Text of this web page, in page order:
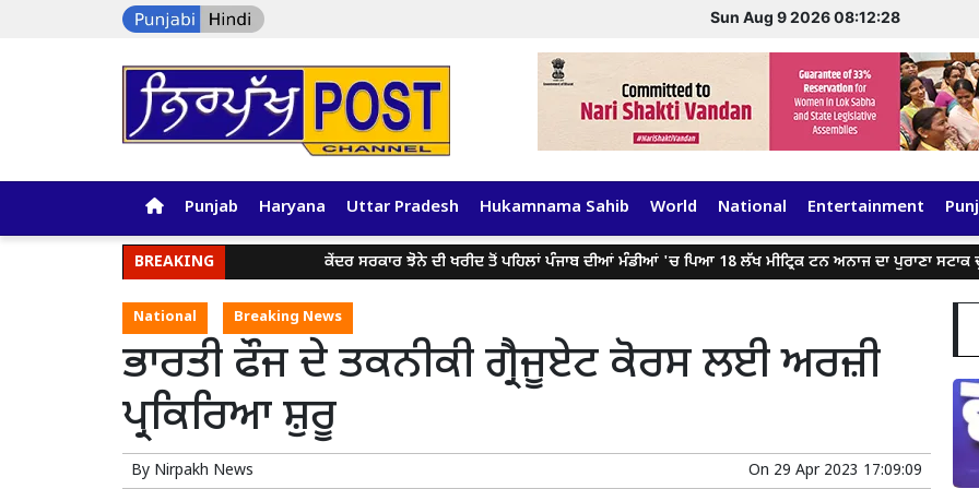
Sun Aug 9 2026 08:12:29
Punjab Haryana Uttar Pradesh Hukamnama Sahib World National Entertainment
BREAKING ਕੇਂਦਰ ਸਰਕਾਰ ਝੋਨੇ ਦੀ ਖਰੀਦ ਤੋਂ ਪਹਿਲਾਂ ਪੰਜਾਬ ਦੀਆਂ ਮੰਡੀਆਂ 'ਚ ਪਿਆ 18 ਲੱਖ ਮੀਟ੍ਰਿਕ ਟਨ ਅਨਾਜ ਦਾ ਪੁਰਾਣਾ ਸਟਾਕ
National Breaking News
ਭਾਰਤੀ ਫੌਜ ਦੇ ਤਕਨੀਕੀ ਗ੍ਰੈਜੂਏਟ ਕੋਰਸ ਲਈ ਅਰਜ਼ੀ
ਪ੍ਰਕਿਰਿਆ ਸ਼ੁਰੂ
By Nirpakh News On 29 Apr 2023 17:09:09